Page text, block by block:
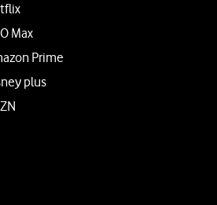
Max
Prime
plus